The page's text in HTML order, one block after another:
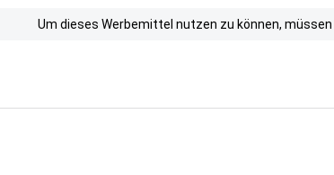
Um dieses Werbemittel nutzen zu können,